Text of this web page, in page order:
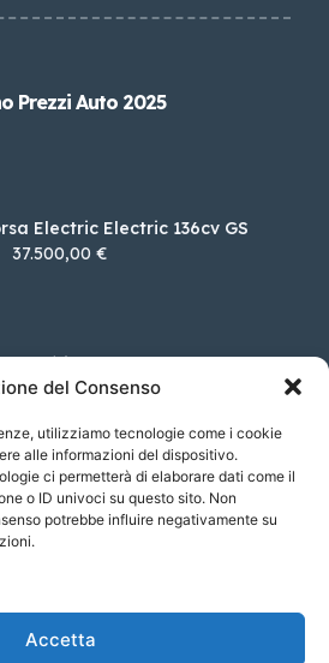
del Consenso
utilizziamo tecnologie come i cookie
alle informazioni del dispositivo.
ci permetterà di elaborare dati come il
o ID univoci su questo sito. Non
potrebbe influire negativamente su
Accetta
Prezzi Auto 2025
Electric Electric 136cv GS
37.500,00 €
iV RS Advanced 4×4
67.550,00 €
100 Performance Line
28.650,00 €
EV 77.4 kWh RWD Evolution